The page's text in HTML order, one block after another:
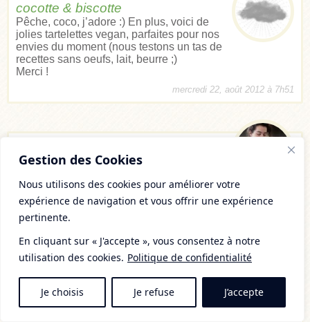
Gestion des Cookies
Nous utilisons des cookies pour améliorer votre
expérience de navigation et vous offrir une expérience
pertinente.
En cliquant sur « J'accepte », vous consentez à notre
utilisation des cookies. Politique de confidentialité
Je choisis Je refuse J’accepte
cocotte & biscotte
Pêche, coco, j’adore :) En plus, voici de
jolies tartelettes vegan, parfaites pour nos
envies du moment (nous testons un tas de
recettes sans oeufs, lait, beurre ;)
Merci !
mercredi 22, août 2012 à 7h51
Abricot, amande, noix de coco, vanille,
l’oreille que ces tartelettes sont exquises !
Merci du partage gourmand !
Andréa
vendredi 30, août 2013 à 14h30
Laisser un commentaire